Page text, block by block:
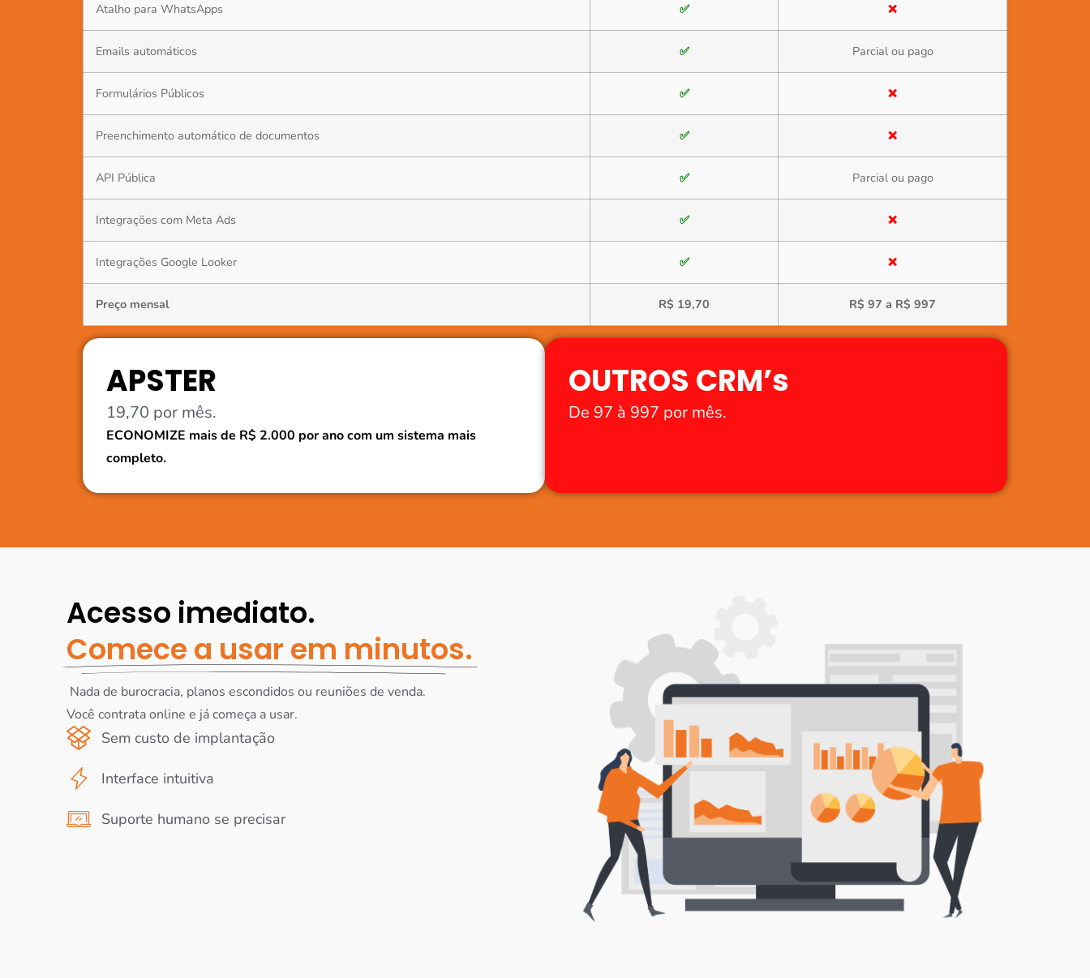
Atalho para WhatsApps ✅ ❌
Emails automáticos ✅ Parcial ou pago
Formulários Públicos ✅ ❌
Preenchimento automático de documentos ✅ ❌
API Pública ✅ Parcial ou pago
Integrações com Meta Ads ✅ ❌
Integrações Google Looker ✅ ❌
Preço mensal R$ 19,70 R$ 97 a R$ 997
APSTER
19,70 por mês.
ECONOMIZE mais de R$ 2.000 por ano com um sistema mais
completo.
OUTROS CRM’s
De 97 à 997 por mês.
Acesso imediato.
Comece a usar em minutos.
Nada de burocracia, planos escondidos ou reuniões de venda.
Você contrata online e já começa a usar.
Sem custo de implantação
Interface intuitiva
Suporte humano se precisar